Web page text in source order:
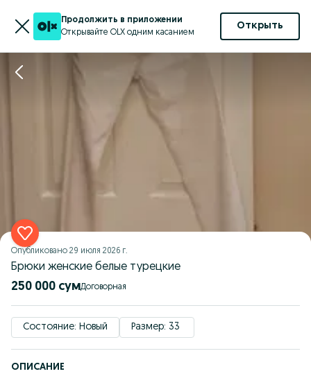
Продолжить в приложении
Открывайте OLX одним касанием
Открыть
Опубликовано 29 июля 2026 г.
Брюки женские белые турецкие
250 000 сум Договорная
Состояние: Новый Размер: 33
ОПИСАНИЕ